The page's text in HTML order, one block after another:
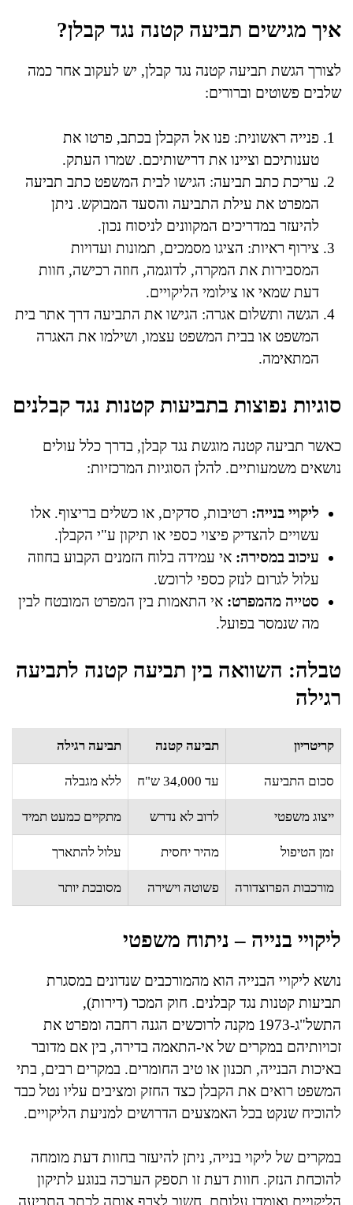
איך מגישים תביעה קטנה נגד קבלן?
לצורך הגשת תביעה קטנה נגד קבלן, יש לעקוב אחר כמה
שלבים פשוטים וברורים:
פנייה ראשונית: פנו אל הקבלן בכתב, פרטו את
טענותיכם וציינו את דרישותיכם. שמרו העתק.
עריכת כתב תביעה: הגישו לבית המשפט כתב תביעה
המפרט את עילת התביעה והסעד המבוקש. ניתן
להיעזר במדריכים המקוונים לניסוח נכון.
צירוף ראיות: הציגו מסמכים, תמונות ועדויות
המסבירות את המקרה, לדוגמה, חוזה רכישה, חוות
דעת שמאי או צילומי הליקויים.
הגשה ותשלום אגרה: הגישו את התביעה דרך אתר בית
המשפט או בבית המשפט עצמו, ושילמו את האגרה
המתאימה.
סוגיות נפוצות בתביעות קטנות נגד קבלנים
כאשר תביעה קטנה מוגשת נגד קבלן, בדרך כלל עולים
נושאים משמעותיים. להלן הסוגיות המרכזיות:
ליקויי בנייה: רטיבות, סדקים, או כשלים בריצוף. אלו
עשויים להצדיק פיצוי כספי או תיקון ע"י הקבלן.
עיכוב במסירה: אי עמידה בלוח הזמנים הקבוע בחוזה
עלול לגרום לנזק כספי לרוכש.
סטייה מהמפרט: אי התאמות בין המפרט המובטח לבין
מה שנמסר בפועל.
טבלה: השוואה בין תביעה קטנה לתביעה
רגילה
קריטריון תביעה קטנה תביעה רגילה
סכום התביעה עד 34,000 ש"ח ללא מגבלה
ייצוג משפטי לרוב לא נדרש מתקיים כמעט תמיד
זמן הטיפול מהיר יחסית עלול להתארך
מורכבות הפרוצדורה פשוטה וישירה מסובכת יותר
ליקויי בנייה – ניתוח משפטי
נושא ליקויי הבנייה הוא מהמורכבים שנדונים במסגרת
תביעות קטנות נגד קבלנים. חוק המכר (דירות),
התשל"ג-1973 מקנה לרוכשים הגנה רחבה ומפרט את
זכויותיהם במקרים של אי-התאמה בדירה, בין אם מדובר
באיכות הבנייה, תכנון או טיב החומרים. במקרים רבים, בתי
המשפט רואים את הקבלן כצד החזק ומציבים עליו נטל כבד
להוכיח שנקט בכל האמצעים הדרושים למניעת הליקויים.
במקרים של ליקוי בנייה, ניתן להיעזר בחוות דעת מומחה
להוכחת הנזק. חוות דעת זו תספק הערכה בנוגע לתיקון
הליקויים ואומדן עלותם. חשוב לצרף אותה לכתב התביעה